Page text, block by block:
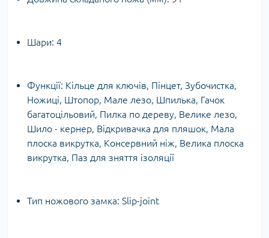
Шари: 4
Функції: Кільце для ключів, Пінцет, Зубочистка,
Ножиці, Штопор, Мале лезо, Шпилька, Гачок
багатоцільовий, Пилка по дереву, Велике лезо,
Шило - кернер, Відкривачка для пляшок, Мала
плоска викрутка, Консервний ніж, Велика плоска
викрутка, Паз для зняття ізоляції
Тип ножового замка: Slip-joint